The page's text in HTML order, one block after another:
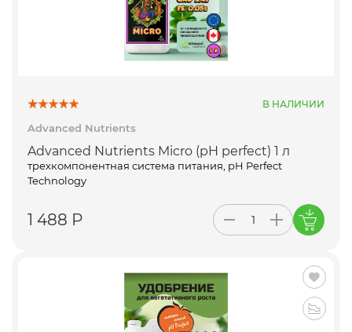
В НАЛИЧИИ
Advanced Nutrients
Advanced Nutrients Micro (pH perfect) 1 л
трехкомпонентная система питания, pH Perfect
Technology
1 488 Р